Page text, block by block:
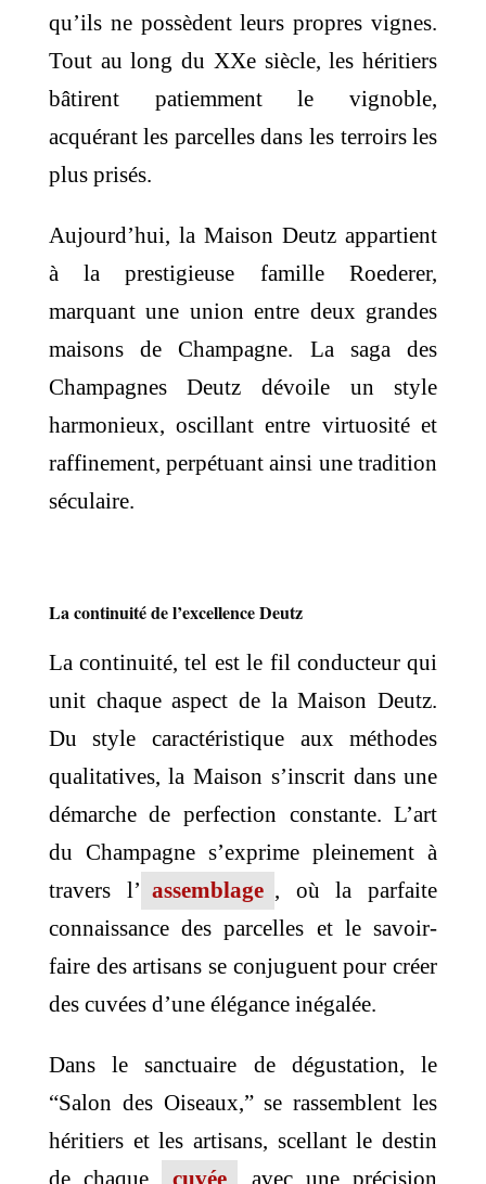
qu’ils ne possèdent leurs propres vignes.
Tout au long du XXe siècle, les héritiers
bâtirent patiemment le vignoble,
acquérant les parcelles dans les terroirs les
plus prisés.
Aujourd’hui, la Maison Deutz appartient
à la prestigieuse famille Roederer,
marquant une union entre deux grandes
maisons de Champagne. La saga des
Champagnes Deutz dévoile un style
harmonieux, oscillant entre virtuosité et
raffinement, perpétuant ainsi une tradition
séculaire.
La continuité de l’excellence Deutz
La continuité, tel est le fil conducteur qui
unit chaque aspect de la Maison Deutz.
Du style caractéristique aux méthodes
qualitatives, la Maison s’inscrit dans une
démarche de perfection constante. L’art
du Champagne s’exprime pleinement à
travers l’ assemblage , où la parfaite
connaissance des parcelles et le savoir-
faire des artisans se conjuguent pour créer
des cuvées d’une élégance inégalée.
Dans le sanctuaire de dégustation, le
“Salon des Oiseaux,” se rassemblent les
héritiers et les artisans, scellant le destin